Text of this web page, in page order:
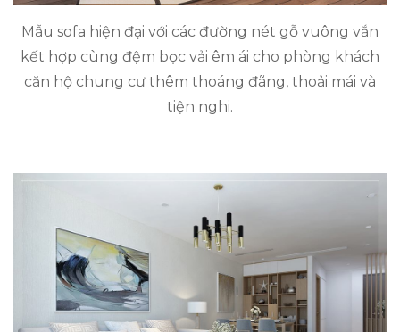
Mẫu sofa hiện đại với các đường nét gỗ vuông vắn
kết hợp cùng đệm bọc vải êm ái cho phòng khách
căn hộ chung cư thêm thoáng đãng, thoải mái và
tiện nghi.